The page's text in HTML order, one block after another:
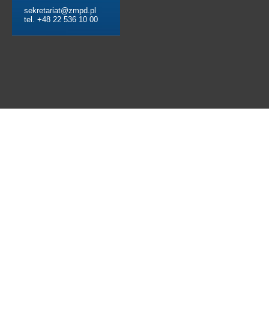
sekretariat@zmpd.pl
tel. +48 22 536 10 00